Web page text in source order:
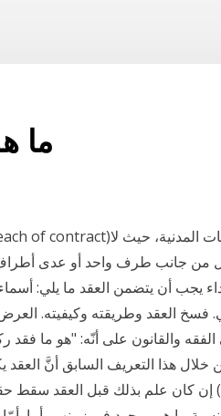
ما
من جانب طرف واحد أو عدى
يجب أن يتضمن العقد ما يلي: أسماء
فسخ العقد وطريقته وكيفيته.
والقانون على أنّه: "هو ما فقد
هذا التعريف السابق أنَّ العقد
إن كان علم بذلك قبل العقد سقط